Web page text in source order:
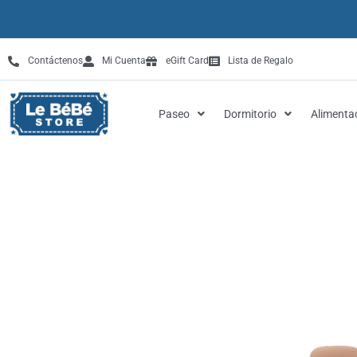
contenido
Contáctenos Mi Cuenta eGift Card Lista de Regalo
Paseo Dormitorio